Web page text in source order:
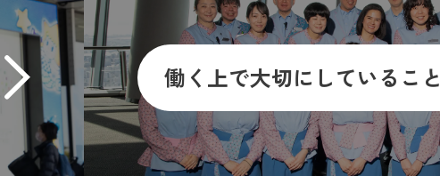
働く上で大切にしていること